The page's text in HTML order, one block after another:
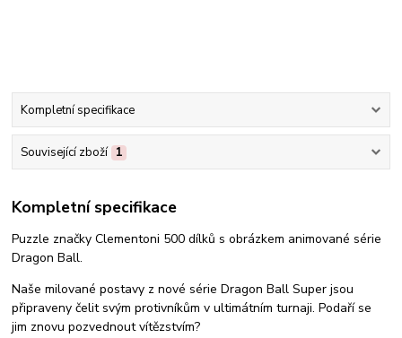
Kompletní specifikace
Související zboží 1
Kompletní specifikace
Puzzle značky Clementoni 500 dílků s obrázkem animované série
Dragon Ball.
Naše milované postavy z nové série Dragon Ball Super jsou
připraveny čelit svým protivníkům v ultimátním turnaji. Podaří se
jim znovu pozvednout vítězstvím?